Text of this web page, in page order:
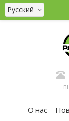
Русский
О нас